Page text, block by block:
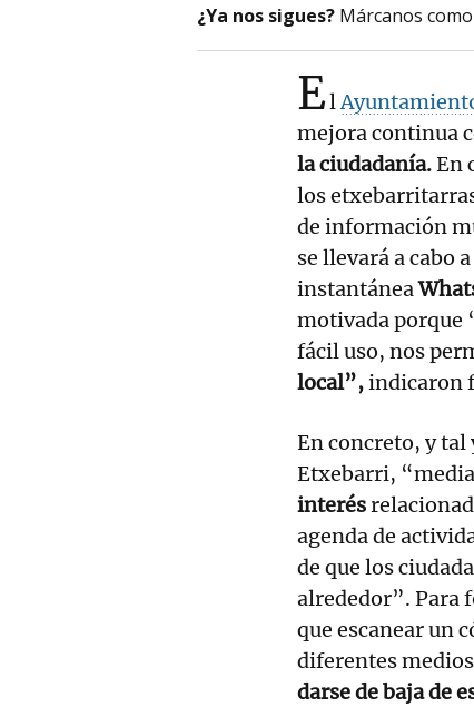
¿Ya nos sigues? Márcanos
El
mejora continua
la ciudadanía.En
los
de información
se llevará a cabo
instantánea
motivada porque
fácil uso, nos
local”,indicaron
En concreto, y
Etxebarri,
interés
agenda de
de que los
alrededor”. Para
que escanear un
diferentes
darse de baja de